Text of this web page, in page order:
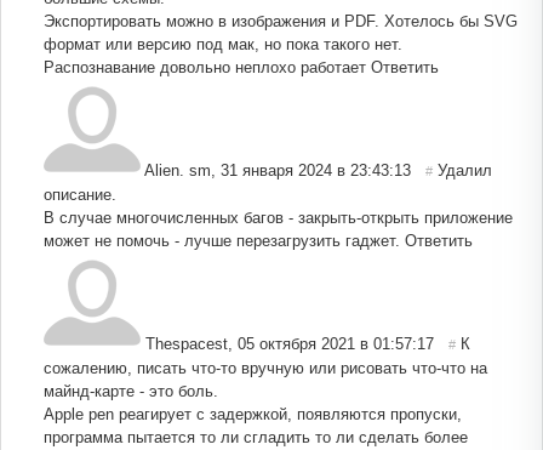
Экспортировать можно в изображения и PDF. Хотелось бы SVG
формат или версию под мак, но пока такого нет.
Распознавание довольно неплохо работает Ответить
Alien. sm, 31 января 2024 в 23:43:13 # Удалил
описание.
В случае многочисленных багов - закрыть-открыть приложение
может не помочь - лучше перезагрузить гаджет. Ответить
Thespacest, 05 октября 2021 в 01:57:17 # К
сожалению, писать что-то вручную или рисовать что-что на
майнд-карте - это боль.
Apple pen реагирует с задержкой, появляются пропуски,
программа пытается то ли сгладить то ли сделать более